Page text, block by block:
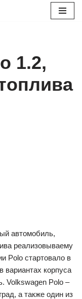
1.2,
автомобиль,
реализовываему
Polo стартовало в
вариантах корпуса
Volkswagen Polo –
а также один из